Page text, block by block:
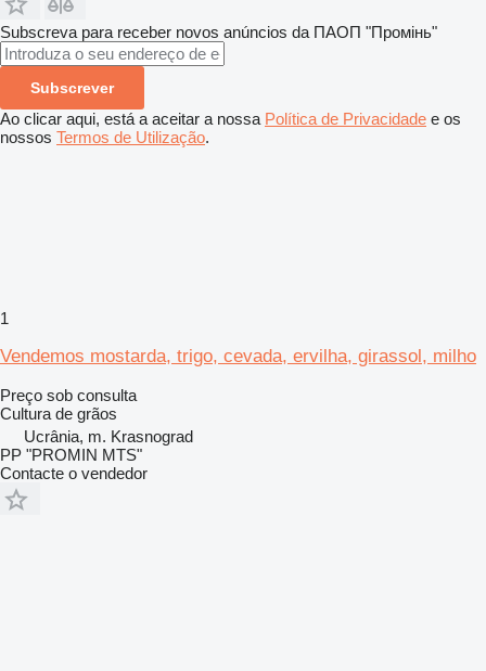
Subscreva para receber novos anúncios da ПАОП "Промінь"
Subscrever
Ao clicar aqui, está a aceitar a nossa Política de Privacidade e os
nossos Termos de Utilização.
1
Vendemos mostarda, trigo, cevada, ervilha, girassol, milho
Preço sob consulta
Cultura de grãos
Ucrânia, m. Krasnograd
PP "PROMIN MTS"
Contacte o vendedor